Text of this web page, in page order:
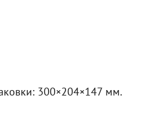
300×204×147 мм.